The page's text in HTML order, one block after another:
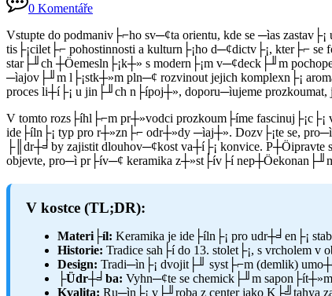
0 Komentáře
Vstupte do podmaniv├⌐ho sv─¢ta orientu, kde se ─ìas
tis├¡cilet├⌐ pohostinnosti a kulturn├¡ho d─¢dictv├¡, kter├⌐
star├╜ch ┼Öemesln├¡k┼» s modern├¡m v─¢deck├╜m
─ìajov├╜m l├¡stk┼»m pln─¢ rozvinout jejich komplexn├¡
proces li┼í├¡ u jin├╜ch n├ípoj┼», doporu─ìujeme
V tomto rozs├íhl├⌐m pr┼»vodci prozkoum├íme
ide├íln├¡ typ pro r┼»zn├⌐ odr┼»dy ─ìaj┼». Dozv├¡te se,
├║dr┼╛by zajistit dlouhov─¢kost va┼í├¡ konvice. P┼Öipravte
objevte, pro─ì pr├ív─¢ keramika z┼»st├ív├í
V kostce (TL;DR):
Materi├íl: Keramika je ide├íln├¡ pro udr┼╛en├¡
Historie: Tradice sah├í do 13. stolet├¡, s vrcholem v
Design: Tradi─ìn├¡ dvojit├╜ syst├⌐m (demlik)
├Üdr┼╛ba: Vyhn─¢te se chemick├╜m
Kvalita: Ru─ìn├¡ v├╜roba z center jako K├╝tahya